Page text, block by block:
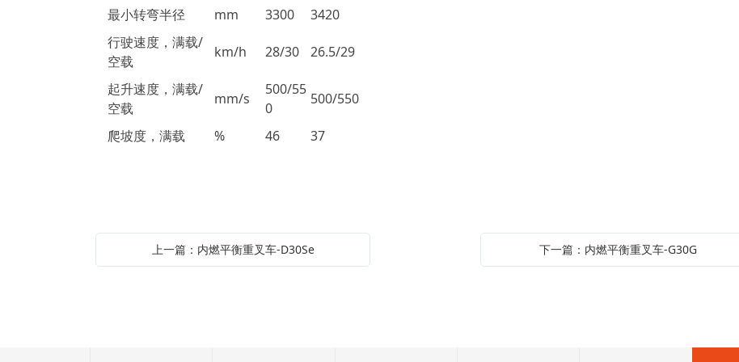
最小转弯半径 mm 3300
3420
行驶速度，满载/
空载
km/h 28/30 26.5/29
起升速度，满载/
空载
mm/s
500/55
0
500/550
爬坡度，满载 % 46 37
上一篇：内燃平衡重叉车-D30Se 下一篇：内燃平衡重叉车-G30G